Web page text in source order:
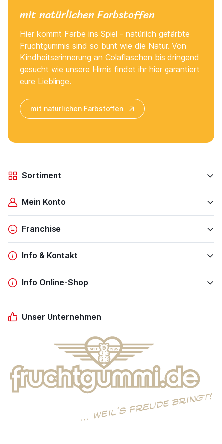
mit natürlichen Farbstoffen
Hier kommt Farbe ins Spiel - natürlich gefärbte
Fruchtgummis sind so bunt wie die Natur. Von
Kindheitserinnerung an Colaflaschen bis dringend
gesucht wie unsere Hirnis findet ihr hier garantiert
eure Lieblinge.
mit natürlichen Farbstoffen
Sortiment
Mein Konto
Franchise
Info & Kontakt
Info Online-Shop
Unser Unternehmen